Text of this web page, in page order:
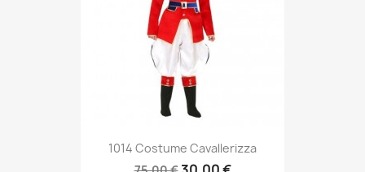
1014 Costume Cavallerizza